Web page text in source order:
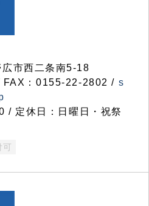
市西二条南5-18
：0155-22-2802 / s
/ 定休日：日曜日・祝祭
可